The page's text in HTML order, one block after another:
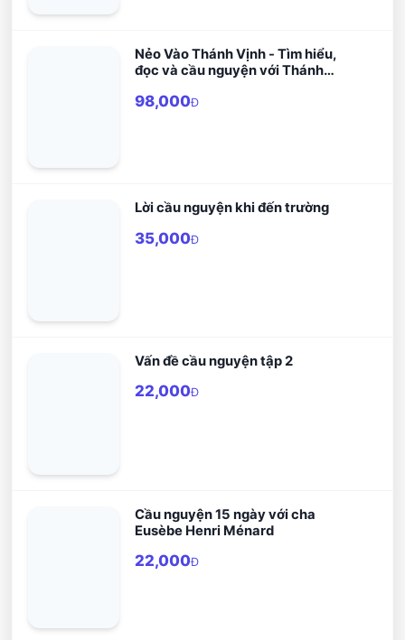
Nẻo Vào Thánh Vịnh - Tìm hiểu,
đọc và cầu nguyện với Thánh
98,000Đ
Lời cầu nguyện khi đến trường
35,000Đ
Vấn đề cầu nguyện tập 2
22,000Đ
Cầu nguyện 15 ngày với cha
Eusèbe Henri Ménard
22,000Đ